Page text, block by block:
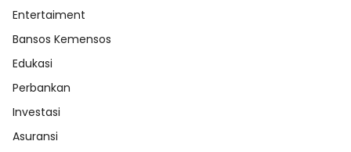
Entertaiment
Bansos Kemensos
Edukasi
Perbankan
Investasi
Asuransi